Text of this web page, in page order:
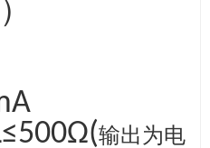
≤500Ω(输出为电